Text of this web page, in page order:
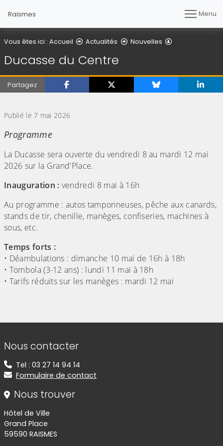
Raismes Menu
Vous êtes ici : Accueil Actualités Nouvelles
Ducasse du Centre
Partagez
Publié le 7 mai 2026
Programme
La Ducasse sera ouverte du vendredi 8 au mardi 12 mai
2026 sur la Grand'Place.
Inauguration : vendredi 8 mai à 16h
Au programme : autos tamponneuses, pêche aux canards,
stands de tir, chenille, manèges, confiseries, machines à
sous, etc.
Temps forts :
• Déambulations : dimanche 10 mai de 16h à 18h
• Tombola (3-12 ans) : lundi 11 mai à 18h
• Tarifs réduits sur les manèges : mardi 12 mai
Informations de contact
Nous contacter
Tel : 03 27 14 94 14
Formulaire de contact
Nous trouver
Hôtel de Ville
Grand Place
59590 RAISMES